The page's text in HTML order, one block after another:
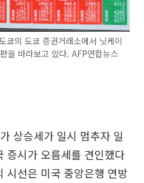
의 도쿄 증권거래소에서 닛케이
을 바라보고 있다. AFP연합뉴스
상승세가 일시 멈추자 일
증시가 오름세를 견인했다
시선은 미국 중앙은행 연방